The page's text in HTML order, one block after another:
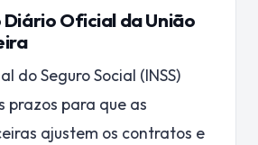
Oficial da União
do Seguro Social (INSS)
prazos para que as
ajustem os contratos e